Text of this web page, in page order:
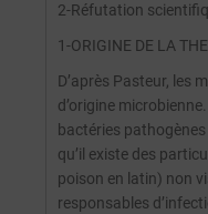
2-Réfutation
1-ORIGINE DE LA
D’après Pasteur, les
d’origine
bactéries
qu’il existe des
poison en latin) non
responsables